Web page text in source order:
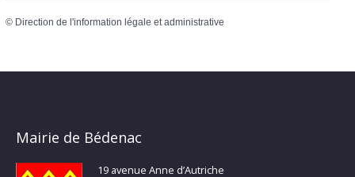
© Direction de l'information légale et administrative
Mairie de Bédenac
19 avenue Anne d’Autriche